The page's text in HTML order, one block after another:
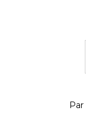
Par